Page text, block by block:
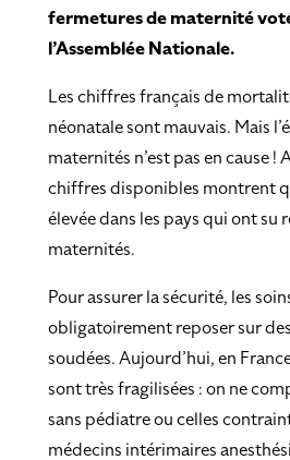
fermetures de maternité voté
l’Assemblée Nationale.
Les chiffres français de
néonatale sont mauvais. Mais
maternités n’est pas en cause !
chiffres disponibles montrent
élevée dans les pays qui ont su
maternités.
Pour assurer la sécurité, les
obligatoirement reposer sur
soudées. Aujourd’hui, en
sont très fragilisées : on ne
sans pédiatre ou celles
médecins intérimaires